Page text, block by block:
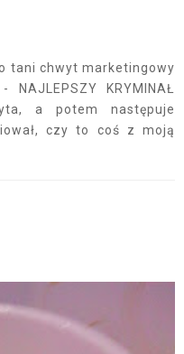
tani chwyt marketingowy
KRYMINAŁ
a potem następuje
czy to coś z moją